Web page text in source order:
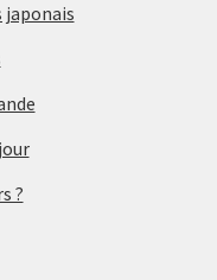
japonais
?